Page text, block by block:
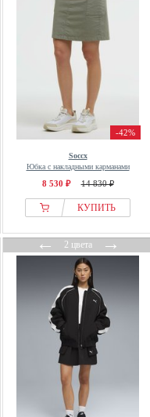
-42%
Soccx
Юбка с накладными карманами
8 530 ₽ 14 830 ₽
КУПИТЬ
←2 цвета→